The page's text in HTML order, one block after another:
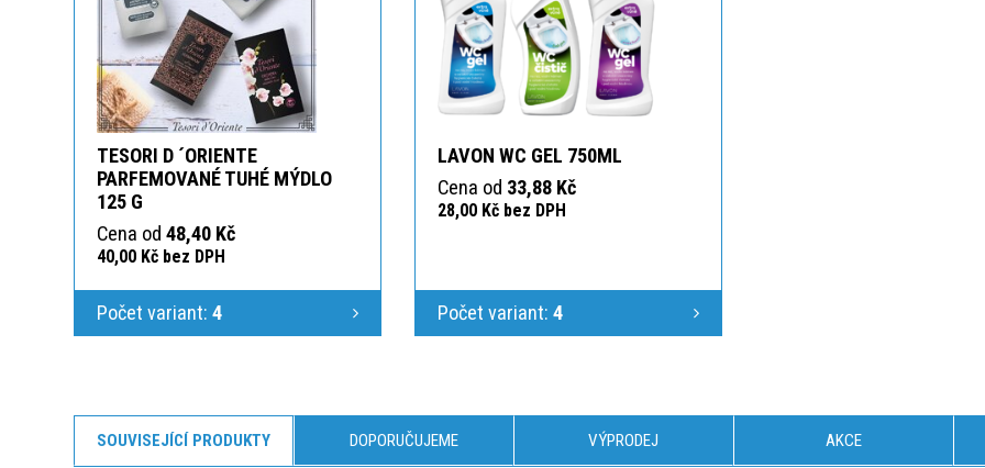
TESORI D ´ORIENTE
PARFEMOVANÉ TUHÉ MÝDLO
125 G
Cena od 48,40 Kč
40,00 Kč bez DPH
Počet variant: 4
LAVON WC GEL 750ML
Cena od 33,88 Kč
28,00 Kč bez DPH
Počet variant: 4
SOUVISEJÍCÍ PRODUKTY DOPORUČUJEME VÝPRODEJ AKCE